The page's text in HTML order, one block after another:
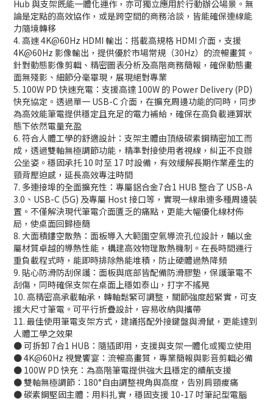
Hub 與支架既能一體化運作，亦可獨立應用於行動辦公場景。無
論是定點的高效協作，或是跨空間的商務洽談，皆能確保連線能
力隨境轉移
4. 高速 4K@60Hz HDMI 輸出：搭載高規格 HDMI 介面，支援
4K@60Hz 影像輸出，提供優於市場常規（30Hz）的流暢畫質。
針對動態影像剪輯、精密圖表分析及高階商務簡報，確保動態畫
面無殘影、細節分毫畢現，展現絕對專業
5. 100W PD 快速充電：支援高達 100W 的 Power Delivery (PD)
快充協定。透過單一 USB-C 介面，在擴充周邊功能的同時，同步
為高效能筆電提供穩定且充足的電力補給，確保在高負載運算狀
態下依然電量充盈
6. 符合人體工學的舒適設計：支架主體由頂級碳素鋼精密加工而
成，透過雙軸無極調節功能，精準對接使用者視線，糾正不良辦
公坐姿。穩固承托 10 吋至 17 吋設備，有效緩解長期作業產生的
頸背壓迫感，延長高效專注時間
7. 多連接埠的全面擴充性：專屬鋁合金7合1 HUB 整合了 USB-A
3.0、USB-C (5G) 及專屬 Host 接口等，實現一線串連多種周邊裝
置。不僅解決現代筆電介面匱乏的痛點，更能大幅優化線材佈
局，使桌面回歸極簡
8. 大面積鏤空散熱：面板導入大範圍空氣導流孔位設計，輔以金
屬材質卓越的導熱性能，構建高效物理散熱機制。在長時間運行
重負載程式時，能即時排除熱能堆積，防止硬體過熱降頻
9. 貼心防滑防刮保護：面板與底部皆配備防滑膠墊，保護筆電不
刮傷，同時確保支架在桌面上穩如泰山，打字不搖晃
10. 高精密高承載軸承，轉軸鬆緊可調整，關節強度超緊實，可支
援大尺寸筆電。可平行折疊設計，容易收納與攜帶
11. 最佳使用筆電支架方式，建議搭配外接鍵盤與滑鼠，更能達到
人體工學之效果
● 可拆卸 7合1 HUB：隨插即用，支援與支架一體化或獨立使用
● 4K@60Hz 視覺饗宴：流暢高畫質，專業簡報與影音剪輯必備
● 100W PD 快充：為高階筆電提供強大且穩定的續航支援
● 雙軸無極調節：180°自由調整視角與高度，告別肩頸痠痛
● 碳素鋼堅固主體：用料扎實，穩固支援 10-17 吋筆記型電腦